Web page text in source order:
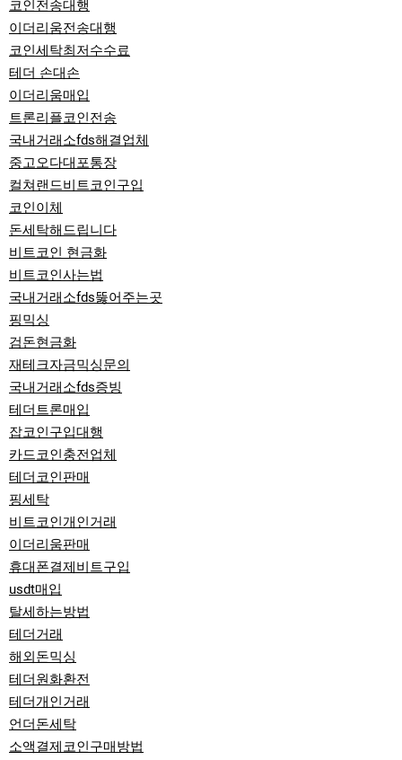
코인전송대행
이더리움전송대행
코인세탁최저수수료
테더 손대손
이더리움매입
트론리플코인전송
국내거래소fds해결업체
중고오다대포통장
컬쳐랜드비트코인구입
코인이체
돈세탁해드립니다
비트코인 현금화
비트코인사는법
국내거래소fds뚫어주는곳
핑믹싱
검돈현금화
재테크자금믹싱문의
국내거래소fds증빙
테더트론매입
잡코인구입대행
카드코인충전업체
테더코인판매
핑세탁
비트코인개인거래
이더리움판매
휴대폰결제비트구입
usdt매입
탈세하는방법
테더거래
해외돈믹싱
테더원화환전
테더개인거래
언더돈세탁
소액결제코인구매방법